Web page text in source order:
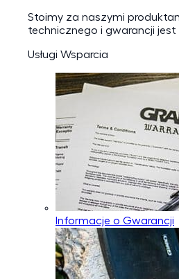
Stoimy za naszymi
technicznego i gwarancji
Usługi Wsparcia
Informacje o Gwarancji